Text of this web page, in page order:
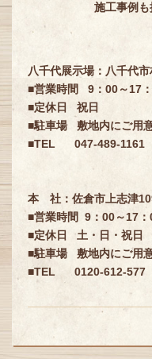
施工事例も掲載し
八千代展示場：八千代
■営業時間 9：00～17
■定休日 祝日
■駐車場 敷地内にご用
■TEL 047-489-1161
本 社：佐倉市上志津
■営業時間 9：00～17：
■定休日 土・日・祝日
■駐車場 敷地内にご用
■TEL 0120-612-577